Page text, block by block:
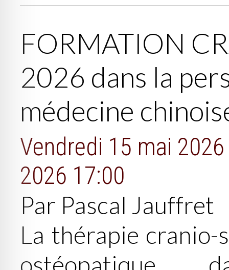
FORMATION
2026 dans la
médecine
Vendredi 15 mai
2026 17:00
Par Pascal Jauffret
La thérapie cranio-
ostéopatique